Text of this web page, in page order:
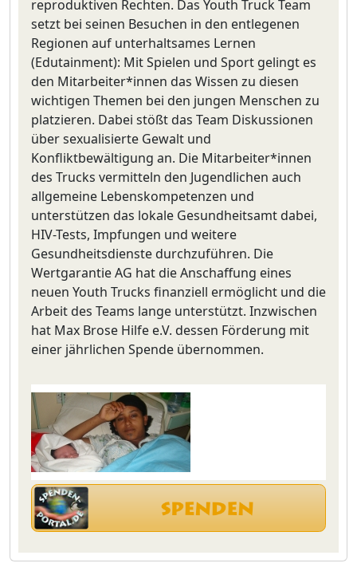
reproduktiven Rechten. Das Youth Truck Team
setzt bei seinen Besuchen in den entlegenen
Regionen auf unterhaltsames Lernen
(Edutainment): Mit Spielen und Sport gelingt es
den Mitarbeiter*innen das Wissen zu diesen
wichtigen Themen bei den jungen Menschen zu
platzieren. Dabei stößt das Team Diskussionen
über sexualisierte Gewalt und
Konfliktbewältigung an. Die Mitarbeiter*innen
des Trucks vermitteln den Jugendlichen auch
allgemeine Lebenskompetenzen und
unterstützen das lokale Gesundheitsamt dabei,
HIV-Tests, Impfungen und weitere
Gesundheitsdienste durchzuführen. Die
Wertgarantie AG hat die Anschaffung eines
neuen Youth Trucks finanziell ermöglicht und die
Arbeit des Teams lange unterstützt. Inzwischen
hat Max Brose Hilfe e.V. dessen Förderung mit
einer jährlichen Spende übernommen.